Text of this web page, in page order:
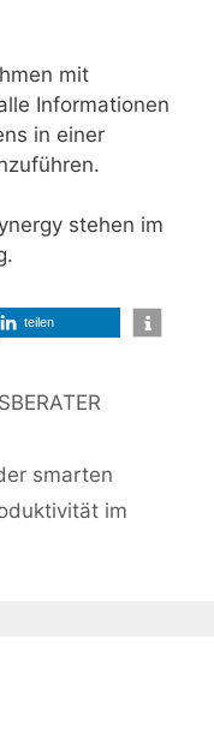
mit
Informationen
in einer
stehen im
teilen
smarten
im